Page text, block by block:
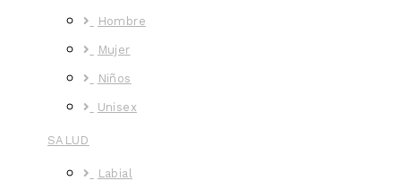
Hombre
Mujer
Niños
Unisex
SALUD
Labial